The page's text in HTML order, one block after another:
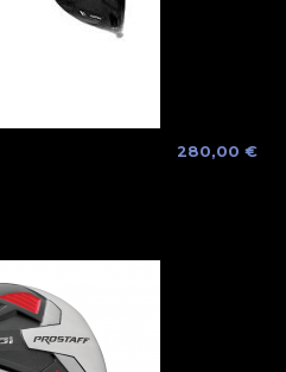
280,00 €